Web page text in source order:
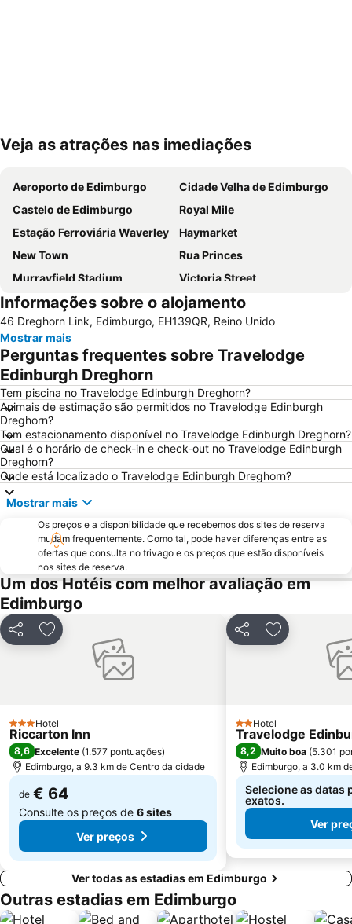
Ampliar mapa
Veja as atrações nas imediações
Aeroporto de Edimburgo
Cidade Velha de Edimburgo
Castelo de Edimburgo
Royal Mile
Estação Ferroviária Waverley
Haymarket
New Town
Rua Princes
Murrayfield Stadium
Victoria Street
Grassmarket
Museu Nacional da Escócia
Galeria Nacional da Escócia
Leith
City Art Centre
The Royal Mile Gallery
St James Quarter
The Witchery by the Castle
Edinburgh Park
Marchmont
Scott Monument
Stockbridge
Braid Hills
Edinburgh Zoo
Cowgate
Holyrood Park
Portobello
EICC
Edinburgh Marathon Festival
Dean Village
University of Edinburgh
Rose Street
Edinburgh Dungeon
Royal Terrace Gardens
Royal Botanic Garden Edinburgh
Davidson's Mains
Ocean Terminal
Currie
Informações sobre o alojamento
46 Dreghorn Link, Edimburgo, EH139QR, Reino Unido
Mostrar mais
Perguntas frequentes sobre Travelodge
Edinburgh Dreghorn
Tem piscina no Travelodge Edinburgh Dreghorn?
Animais de estimação são permitidos no Travelodge Edinburgh
Dreghorn?
Tem estacionamento disponível no Travelodge Edinburgh Dreghorn?
Qual é o horário de check-in e check-out no Travelodge Edinburgh
Dreghorn?
Onde está localizado o Travelodge Edinburgh Dreghorn?
Mostrar mais
Os preços e a disponibilidade que recebemos dos sites de reserva
mudam frequentemente. Como tal, pode haver diferenças entre as
ofertas que consulta no trivago e os preços que estão disponíveis
nos sites de reserva.
Um dos Hotéis com melhor avaliação em
Edimburgo
PartilharAdicionar aos favoritos
3 Estrelas
Hotel
Riccarton Inn
8,6 Excelente (1.577 pontuações)
Edimburgo, a 9.3 km de Centro da cidade
de € 64
Consulte os preços de 6 sites
Ver preços
PartilharAdicionar
2 Estrelas
Hotel
Travelodge
8,2 Muito boa (5.301
Edimburgo, a 3.0 km
Selecione as datas
exatos.
Ver
Ver todas as estadias em Edimburgo
Outras estadias em Edimburgo